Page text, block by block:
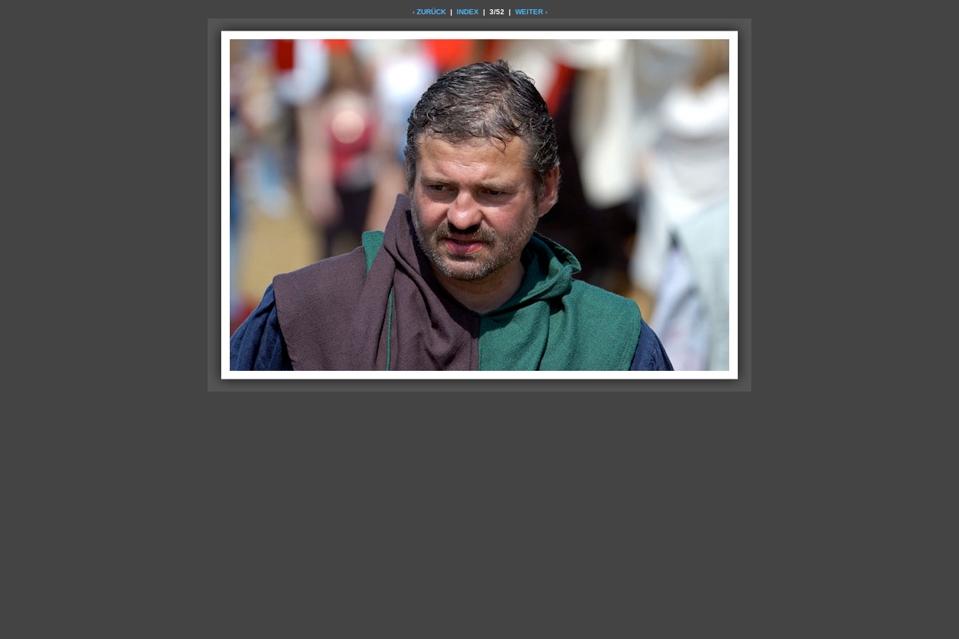
‹ ZURÜCK| INDEX | 3/52 | WEITER ›